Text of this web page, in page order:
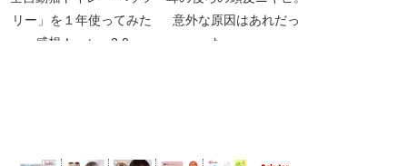
リー」を１年使ってみた
感想！petree2.0
意外な原因はあれだっ
た、、、